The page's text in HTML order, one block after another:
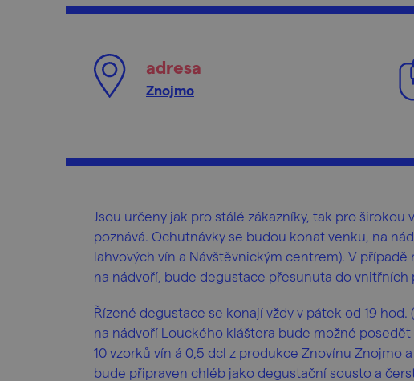
adresa
Znojmo
Jsou určeny jak pro stálé zákazníky, tak pro
poznává. Ochutnávky se budou konat venku, na
lahvových vín a Návštěvnickým centrem). V
na nádvoří, bude degustace přesunuta do
Řízené degustace se konají vždy v pátek od 19
na nádvoří Louckého kláštera bude možné
10 vzorků vín á 0,5 dcl z produkce Znovínu Znojmo
bude připraven chléb jako degustační sousto a